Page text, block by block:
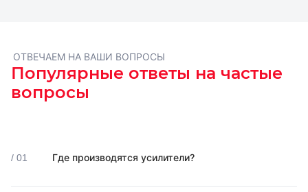
ОТВЕЧАЕМ НА ВАШИ ВОПРОСЫ
Популярные ответы на частые
вопросы
/ 01 Где производятся усилители?